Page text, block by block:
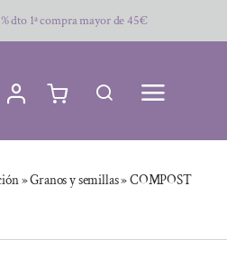
dto 1ª compra mayor de 45€
»Granos y semillas»COMPOST